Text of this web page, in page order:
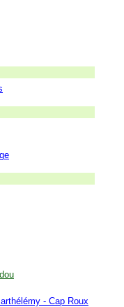
- Cap Roux